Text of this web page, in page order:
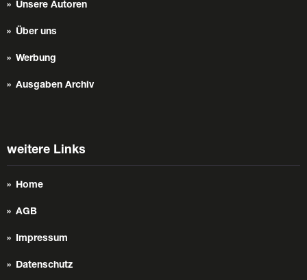
Unsere Autoren
Über uns
Werbung
Ausgaben Archiv
weitere Links
Home
AGB
Impressum
Datenschutz